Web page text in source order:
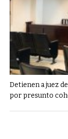
Detienen a juez
por presunto